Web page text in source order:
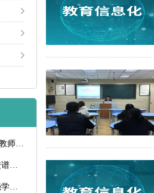
· 威海三中召开新入职青年教师汇报课总结会议
· 凝心聚力谋发展 砥砺奋进谱新篇——威海三中召开2024-2025学年第二学期备课组长会议
· 威海市第三中学 关于加强学生八项学习习惯培养的通知